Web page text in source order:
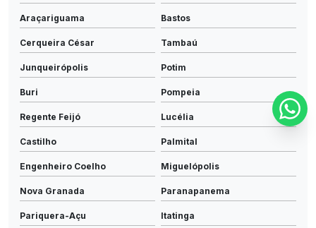
Araçariguama Bastos
Cerqueira César Tambaú
Junqueirópolis Potim
Buri Pompeia
Regente Feijó Lucélia
Castilho Palmital
Engenheiro Coelho Miguelópolis
Nova Granada Paranapanema
Pariquera-Açu Itatinga